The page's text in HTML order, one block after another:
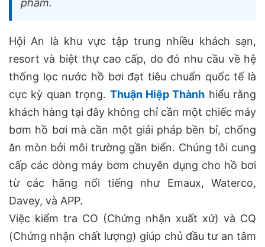
phẩm.
Hội An là khu vực tập trung nhiều khách sạn,
resort và biệt thự cao cấp, do đó nhu cầu về hệ
thống lọc nước hồ bơi đạt tiêu chuẩn quốc tế là
cực kỳ quan trọng. Thuận Hiệp Thành hiểu rằng
khách hàng tại đây không chỉ cần một chiếc máy
bơm hồ bơi mà cần một giải pháp bền bỉ, chống
ăn mòn bởi môi trường gần biển. Chúng tôi cung
cấp các dòng máy bơm chuyên dụng cho hồ bơi
từ các hãng nổi tiếng như Emaux, Waterco,
Davey, và APP.
Việc kiểm tra CO (Chứng nhận xuất xứ) và CQ
(Chứng nhận chất lượng) giúp chủ đầu tư an tâm